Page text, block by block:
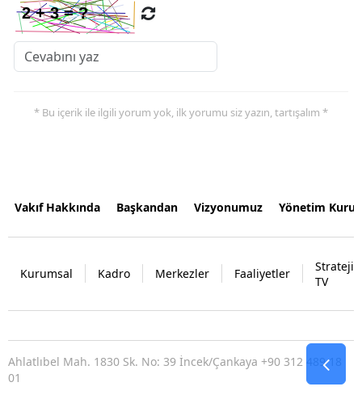
* Bu içerik ile ilgili yorum yok, ilk yorumu siz yazın, tartışalım *
Vakıf Hakkında Başkandan Vizyonumuz Yönetim
Kurumsal Kadro Merkezler Faaliyetler
Strateji
TV
Ahlatlıbel Mah. 1830 Sk. No: 39 İncek/Çankaya +90 312 489 18
01